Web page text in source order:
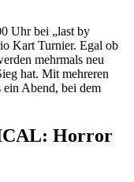
Uhr bei „last by
Kart Turnier. Egal ob
mehrmals neu
hat. Mit mehreren
Abend, bei dem
Horror